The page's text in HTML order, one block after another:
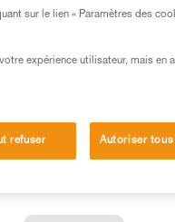
d’autres que
sur le lien « Paramètres des
expérience utilisateur, mais en
refuser Autoriser